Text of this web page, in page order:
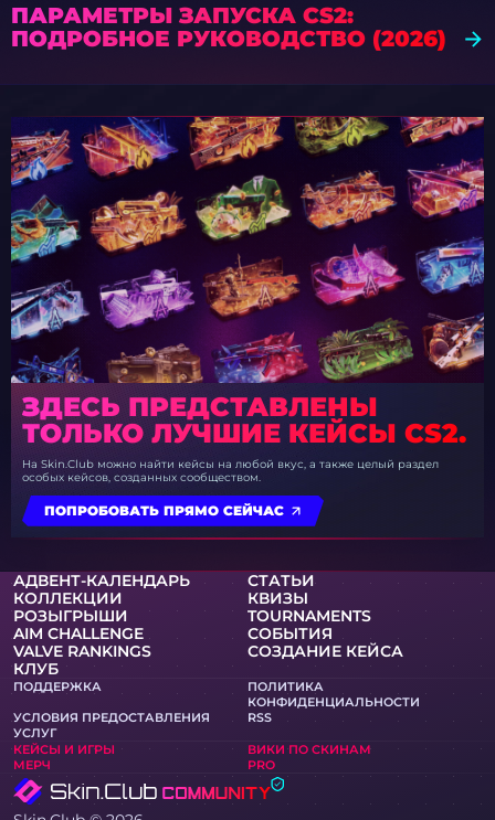
ПАРАМЕТРЫ ЗАПУСКА CS2:
ПОДРОБНОЕ РУКОВОДСТВО (2026)
ЗДЕСЬ ПРЕДСТАВЛЕНЫ
ТОЛЬКО ЛУЧШИЕ КЕЙСЫ CS2.
На Skin.Club можно найти кейсы на любой вкус, а также целый раздел
особых кейсов, созданных сообществом.
ПОПРОБОВАТЬ ПРЯМО СЕЙЧАС
АДВЕНТ-КАЛЕНДАРЬ
СТАТЬИ
КОЛЛЕКЦИИ
КВИЗЫ
РОЗЫГРЫШИ
TOURNAMENTS
AIM CHALLENGE
СОБЫТИЯ
VALVE RANKINGS
СОЗДАНИЕ КЕЙСА
КЛУБ
ПОДДЕРЖКА
ПОЛИТИКА
КОНФИДЕНЦИАЛЬНОСТИ
УСЛОВИЯ ПРЕДОСТАВЛЕНИЯ
УСЛУГ
RSS
КЕЙСЫ И ИГРЫ
ВИКИ ПО СКИНАМ
МЕРЧ
PRO